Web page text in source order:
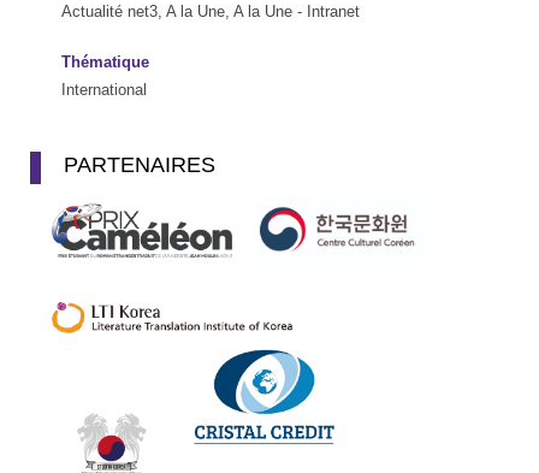
Actualité net3, A la Une, A la Une - Intranet
Thématique
International
PARTENAIRES